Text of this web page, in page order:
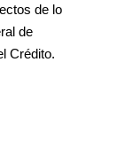
de lo
de
Crédito.